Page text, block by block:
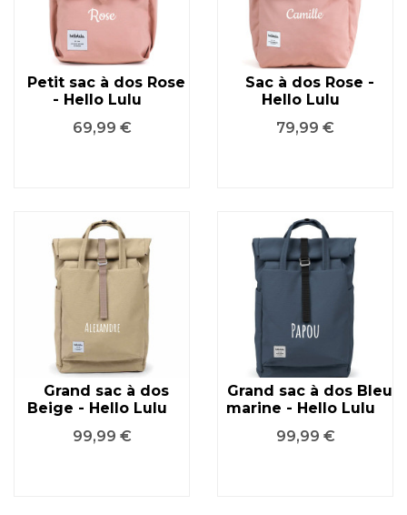
Petit sac à dos Rose
- Hello Lulu
Prix
69,99 €
Sac à dos Rose -
Hello Lulu
Prix
79,99 €
Grand sac à dos
Beige - Hello Lulu
Prix
99,99 €
Grand sac à dos Bleu
marine - Hello Lulu
Prix
99,99 €